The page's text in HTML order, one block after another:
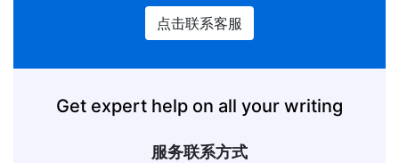
点击联系客服
Get expert help on all your writing
服务联系方式